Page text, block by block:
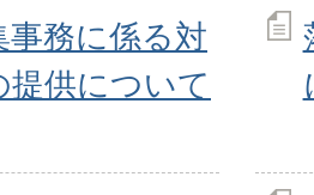
事務に係る対
提供について